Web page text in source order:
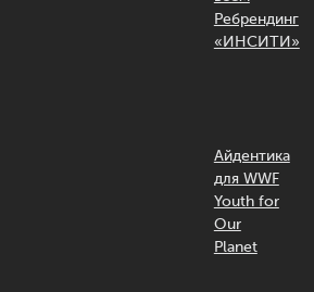
Ребрендинг
«ИНСИТИ»
Айдентика
для WWF
Youth for
Our
Planet